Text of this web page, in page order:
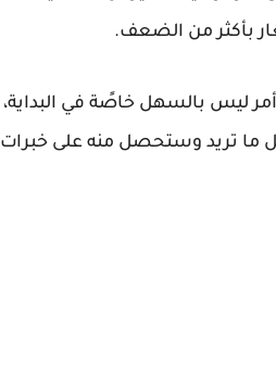
بأكثر من الضعف.
ليس بالسهل خاصًة في البداية،
ما تريد وستحصل منه على خبرات